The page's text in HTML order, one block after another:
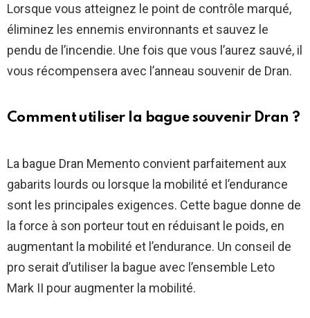
Lorsque vous atteignez le point de contrôle marqué,
éliminez les ennemis environnants et sauvez le
pendu de l’incendie. Une fois que vous l’aurez sauvé, il
vous récompensera avec l’anneau souvenir de Dran.
Comment utiliser la bague souvenir Dran ?
La bague Dran Memento convient parfaitement aux
gabarits lourds ou lorsque la mobilité et l’endurance
sont les principales exigences. Cette bague donne de
la force à son porteur tout en réduisant le poids, en
augmentant la mobilité et l’endurance. Un conseil de
pro serait d’utiliser la bague avec l’ensemble Leto
Mark II pour augmenter la mobilité.